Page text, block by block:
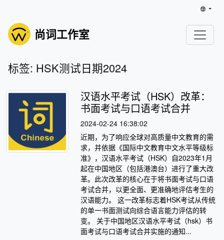
尚词工作室
标签: HSK测试日期2024
汉语水平考试（HSK）改革：
书面考试与口语考试合并
2024-02-24 16:38:02
近期，为了响应全球对高质量中文教育的需
求，并依据《国际中文教育中文水平等级标
准》，汉语水平考试（HSK）自2023年1月
起在中国地区（包括港澳台）进行了重大改
革。此次改革的核心在于将书面考试与口语
考试合并，以更全面、更准确地评估考生的
汉语能力。 这一改革标志着HSK考试从传统
的单一书面测试向综合语言能力评估的转
变。 关于中国地区汉语水平考试（hsk）书
面考试与口语考试合并实施的通知...